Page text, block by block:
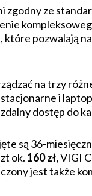
zgodny ze
pozwalają
na trzy
i
dostęp do
są 36-
ok. 160 zł,VIGI
jest także